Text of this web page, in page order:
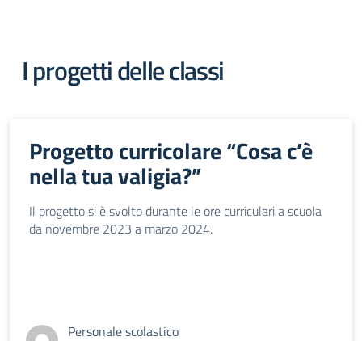
I progetti delle classi
Progetto curricolare “Cosa c’è
nella tua valigia?”
Il progetto si è svolto durante le ore curriculari a scuola
da novembre 2023 a marzo 2024.
Personale scolastico